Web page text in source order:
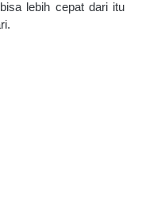
lebih cepat dari itu